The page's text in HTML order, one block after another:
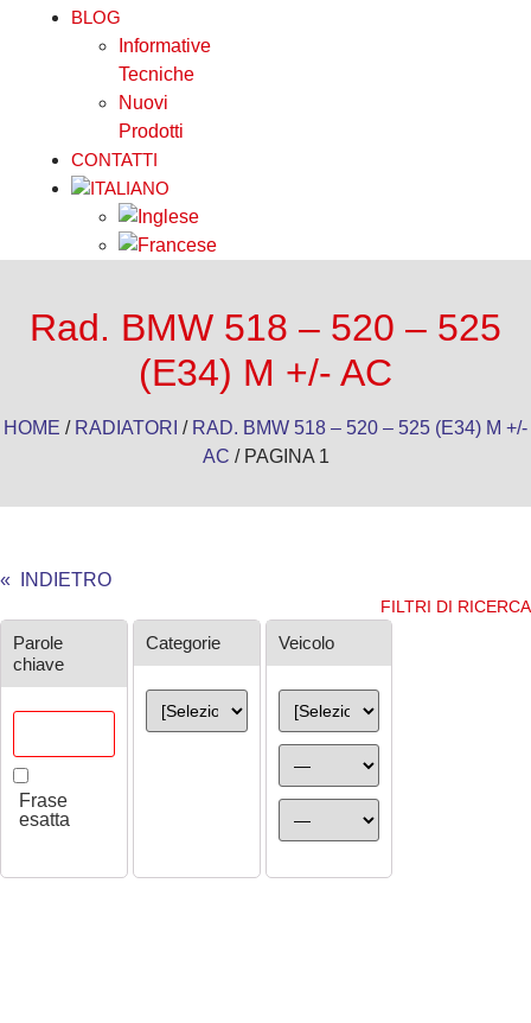
BLOG
Informative
Tecniche
Nuovi
Prodotti
CONTATTI
Rad. BMW 518 – 520 – 525
(E34) M +/- AC
HOME / RADIATORI / RAD. BMW 518 – 520 – 525 (E34) M +/-
AC / PAGINA 1
« INDIETRO
FILTRI DI RICERCA
Parole
chiave
Frase
esatta
Categorie Veicolo